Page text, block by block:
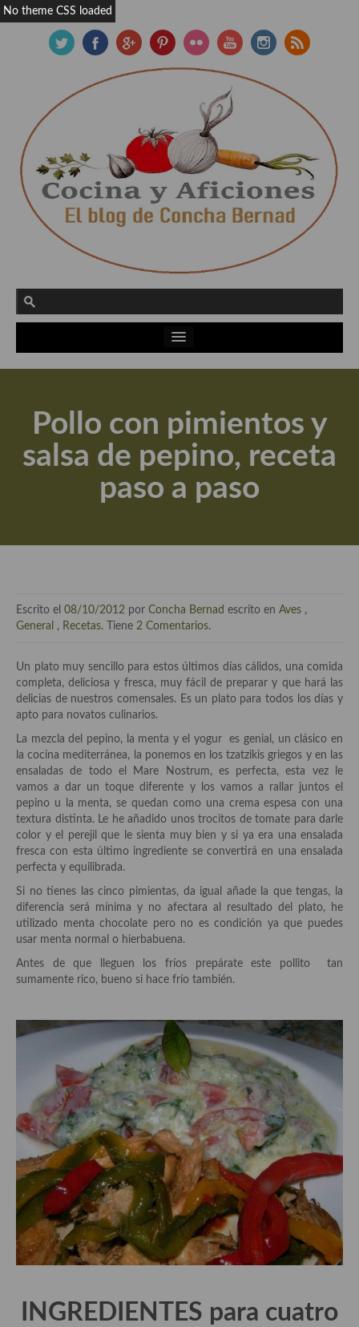
Actualidad y recomendaciones
Apuntes, estudios sobre temas interesantes e importantes
Aceite de Oliva Virgen Extra (AOVE)
Recetas maridadas con los mejores AOVES
Tiendas especiales
Especias, hierbas, condimentos, espesantes y aditivos
Historia de la gastronomía, platos celebres, cocineros, críticos,
historias culinarias y otras cosas
Origen y evolución de la comida
Protocolo y buenas maneras.
Ocio – restaurantes, bares, tabernas
Viajes eno-gastro-turísticos
En El Candelero
Las opiniones de la «Cocinera»
Prensa
Acompañamientos
Aderezos, salsas, vinagretas, especias, hierbas aromáticas o
aditivos
Especias, mezclas de especias
Hierbas aromáticas
Aceites
Mojos y pastas
Sales y polvos
Pollo con pimientos y
salsa de pepino, receta
paso a paso
Escrito el 08/10/2012 por Concha Bernad escrito en Aves ,
General
, Recetas. Tiene 2 Comentarios.
Un plato muy sencillo para estos últimos días cálidos, una comida
completa, deliciosa y fresca, muy fácil de preparar y que hará las
delicias de nuestros comensales. Es un plato para todos los días y
apto para novatos culinarios.
La mezcla del pepino, la menta y el yogur es genial, un clásico en
la cocina mediterránea, la ponemos en los tzatzikis griegos y en las
ensaladas de todo el Mare Nostrum, es perfecta, esta vez le
vamos a dar un toque diferente y los vamos a rallar juntos el
pepino u la menta, se quedan como una crema espesa con una
textura distinta. Le he añadido unos trocitos de tomate para darle
color y el perejil que le sienta muy bien y si ya era una ensalada
fresca con esta último ingrediente se convertirá en una ensalada
perfecta y equilibrada.
Si no tienes las cinco pimientas, da igual añade la que tengas, la
diferencia será mínima y no afectara al resultado del plato, he
utilizado menta chocolate pero no es condición ya que puedes
usar menta normal o hierbabuena.
Antes de que lleguen los fríos prepárate este pollito tan
sumamente rico, bueno si hace frío también.
INGREDIENTES para cuatro
No theme CSS loaded